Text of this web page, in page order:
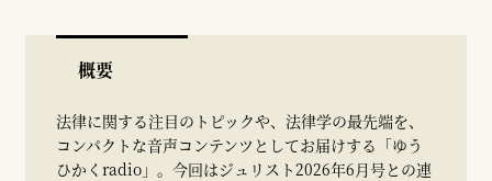
概要
法律に関する注目のトピックや、法律学の最先端を、
コンパクトな音声コンテンツとしてお届けする「ゆう
ひかくradio」。今回はジュリスト2026年6月号との連